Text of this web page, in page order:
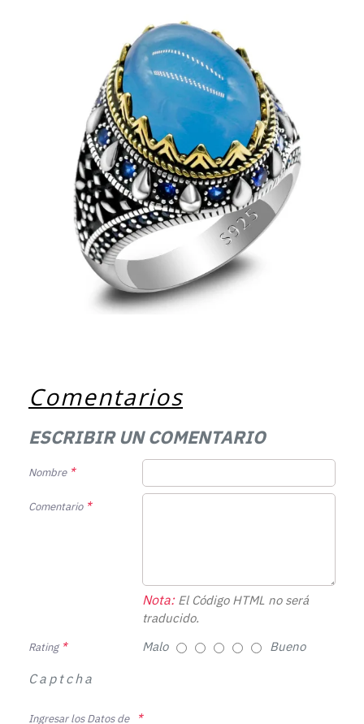
Comentarios
ESCRIBIR UN COMENTARIO
Nombre
Comentario
Nota:El Código HTML no será
traducido.
Rating Malo Bueno
Captcha
Ingresar los Datos de